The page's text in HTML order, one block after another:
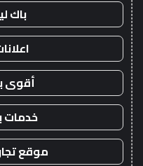
باك
أقوى
خدمات با
موقع